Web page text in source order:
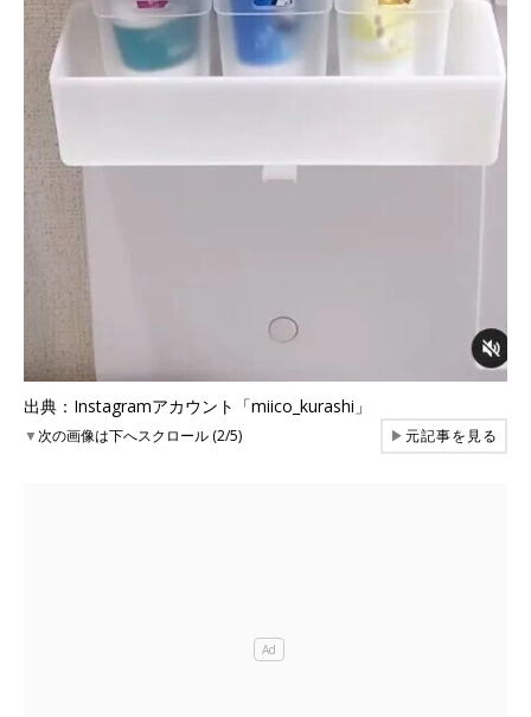
出典：Instagramアカウント「miico_kurashi」
▼次の画像は下へスクロール (2/5) ▶元記事を見る